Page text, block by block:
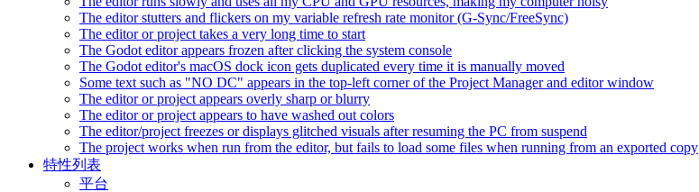
The editor stutters and flickers on my variable refresh rate monitor (G-Sync/FreeSync)
The editor or project takes a very long time to start
The Godot editor appears frozen after clicking the system console
The Godot editor's macOS dock icon gets duplicated every time it is manually moved
Some text such as "NO DC" appears in the top-left corner of the Project Manager and editor window
The editor or project appears overly sharp or blurry
The editor or project appears to have washed out colors
The editor/project freezes or displays glitched visuals after resuming the PC from suspend
The project works when run from the editor, but fails to load some files when running from an exported copy
特性列表
平台